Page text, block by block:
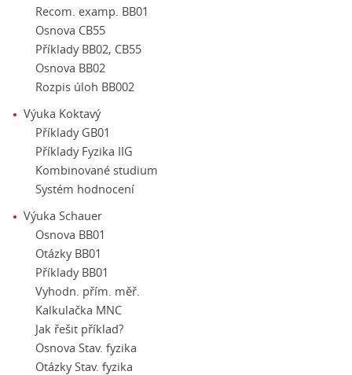
Recom. examp. BB01
Osnova CB55
Příklady BB02, CB55
Osnova BB02
Rozpis úloh BB002
Výuka Koktavý
Příklady GB01
Příklady Fyzika IIG
Kombinované studium
Systém hodnocení
Výuka Schauer
Osnova BB01
Otázky BB01
Příklady BB01
Vyhodn. přím. měř.
Kalkulačka MNC
Jak řešit příklad?
Osnova Stav. fyzika
Otázky Stav. fyzika